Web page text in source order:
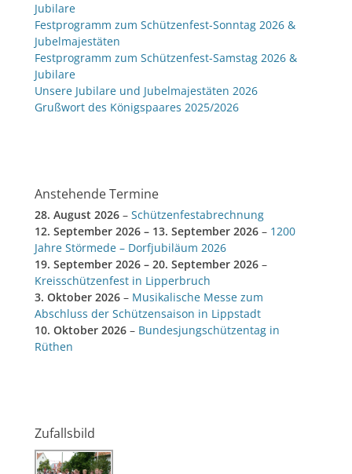
Jubilare
Festprogramm zum Schützenfest-Sonntag 2026 &
Jubelmajestäten
Festprogramm zum Schützenfest-Samstag 2026 &
Jubilare
Unsere Jubilare und Jubelmajestäten 2026
Grußwort des Königspaares 2025/2026
Anstehende Termine
28. August 2026 – Schützenfestabrechnung
12. September 2026 – 13. September 2026 – 1200
Jahre Störmede – Dorfjubiläum 2026
19. September 2026 – 20. September 2026 –
Kreisschützenfest in Lipperbruch
3. Oktober 2026 – Musikalische Messe zum
Abschluss der Schützensaison in Lippstadt
10. Oktober 2026 – Bundesjungschützentag in
Rüthen
Zufallsbild